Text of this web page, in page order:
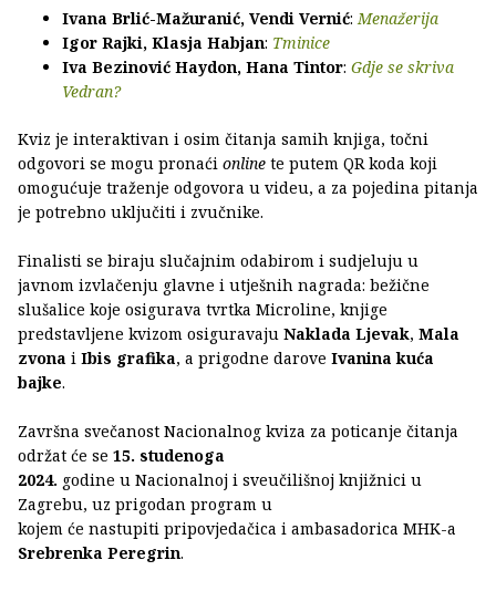
Ivana Brlić-Mažuranić, Vendi Vernić:Menažerija
Igor Rajki, Klasja Habjan: Tminice
Iva Bezinović Haydon, Hana Tintor: Gdje se skriva
Vedran?
Kviz je interaktivan i osim čitanja samih knjiga, točni
odgovori se mogu pronaći online te putem QR koda koji
omogućuje traženje odgovora u videu, a za pojedina pitanja
je potrebno uključiti i zvučnike.
Finalisti se biraju slučajnim odabirom i sudjeluju u
javnom izvlačenju glavne i utješnih nagrada: bežične
slušalice koje osigurava tvrtka Microline, knjige
predstavljene kvizom osiguravaju Naklada Ljevak, Mala
zvona i Ibis grafika, a prigodne darove Ivanina kuća
bajke.
Završna svečanost Nacionalnog kviza za poticanje čitanja
održat će se 15. studenoga
2024. godine u Nacionalnoj i sveučilišnoj knjižnici u
Zagrebu, uz prigodan program u
kojem će nastupiti pripovjedačica i ambasadorica MHK-a
Srebrenka Peregrin.